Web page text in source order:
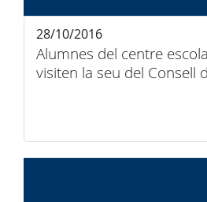
Alumnes del centre escolar CEIP Son Pisà
visiten la seu del Consell
28/10/2016